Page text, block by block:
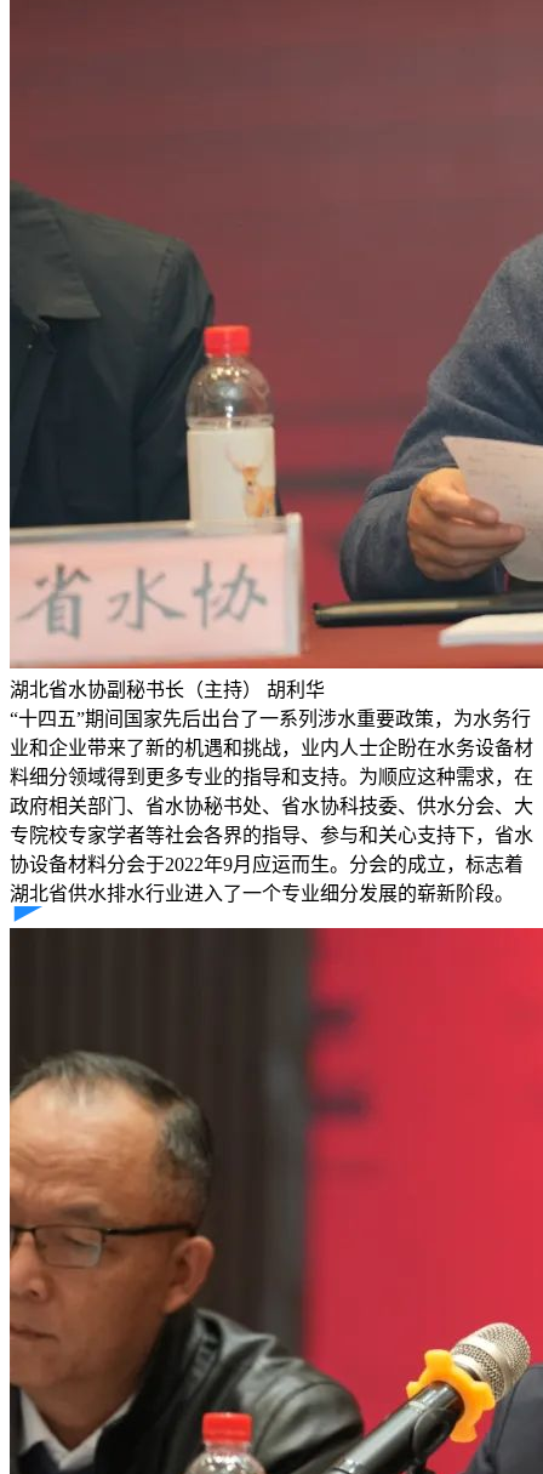
湖北省水协副秘书长（主持） 胡利华
“十四五”期间国家先后出台了一系列涉水重要政策，为水务行
业和企业带来了新的机遇和挑战，业内人士企盼在水务设备材
料细分领域得到更多专业的指导和支持。为顺应这种需求，在
政府相关部门、省水协秘书处、省水协科技委、供水分会、大
专院校专家学者等社会各界的指导、参与和关心支持下，省水
协设备材料分会于2022年9月应运而生。分会的成立，标志着
湖北省供水排水行业进入了一个专业细分发展的崭新阶段。